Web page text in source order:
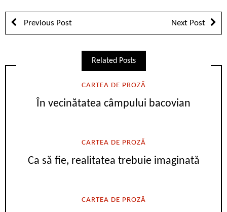
Previous Post Next Post
Related Posts
CARTEA DE PROZĂ
În vecinătatea câmpului bacovian
CARTEA DE PROZĂ
Ca să fie, realitatea trebuie imaginată
CARTEA DE PROZĂ